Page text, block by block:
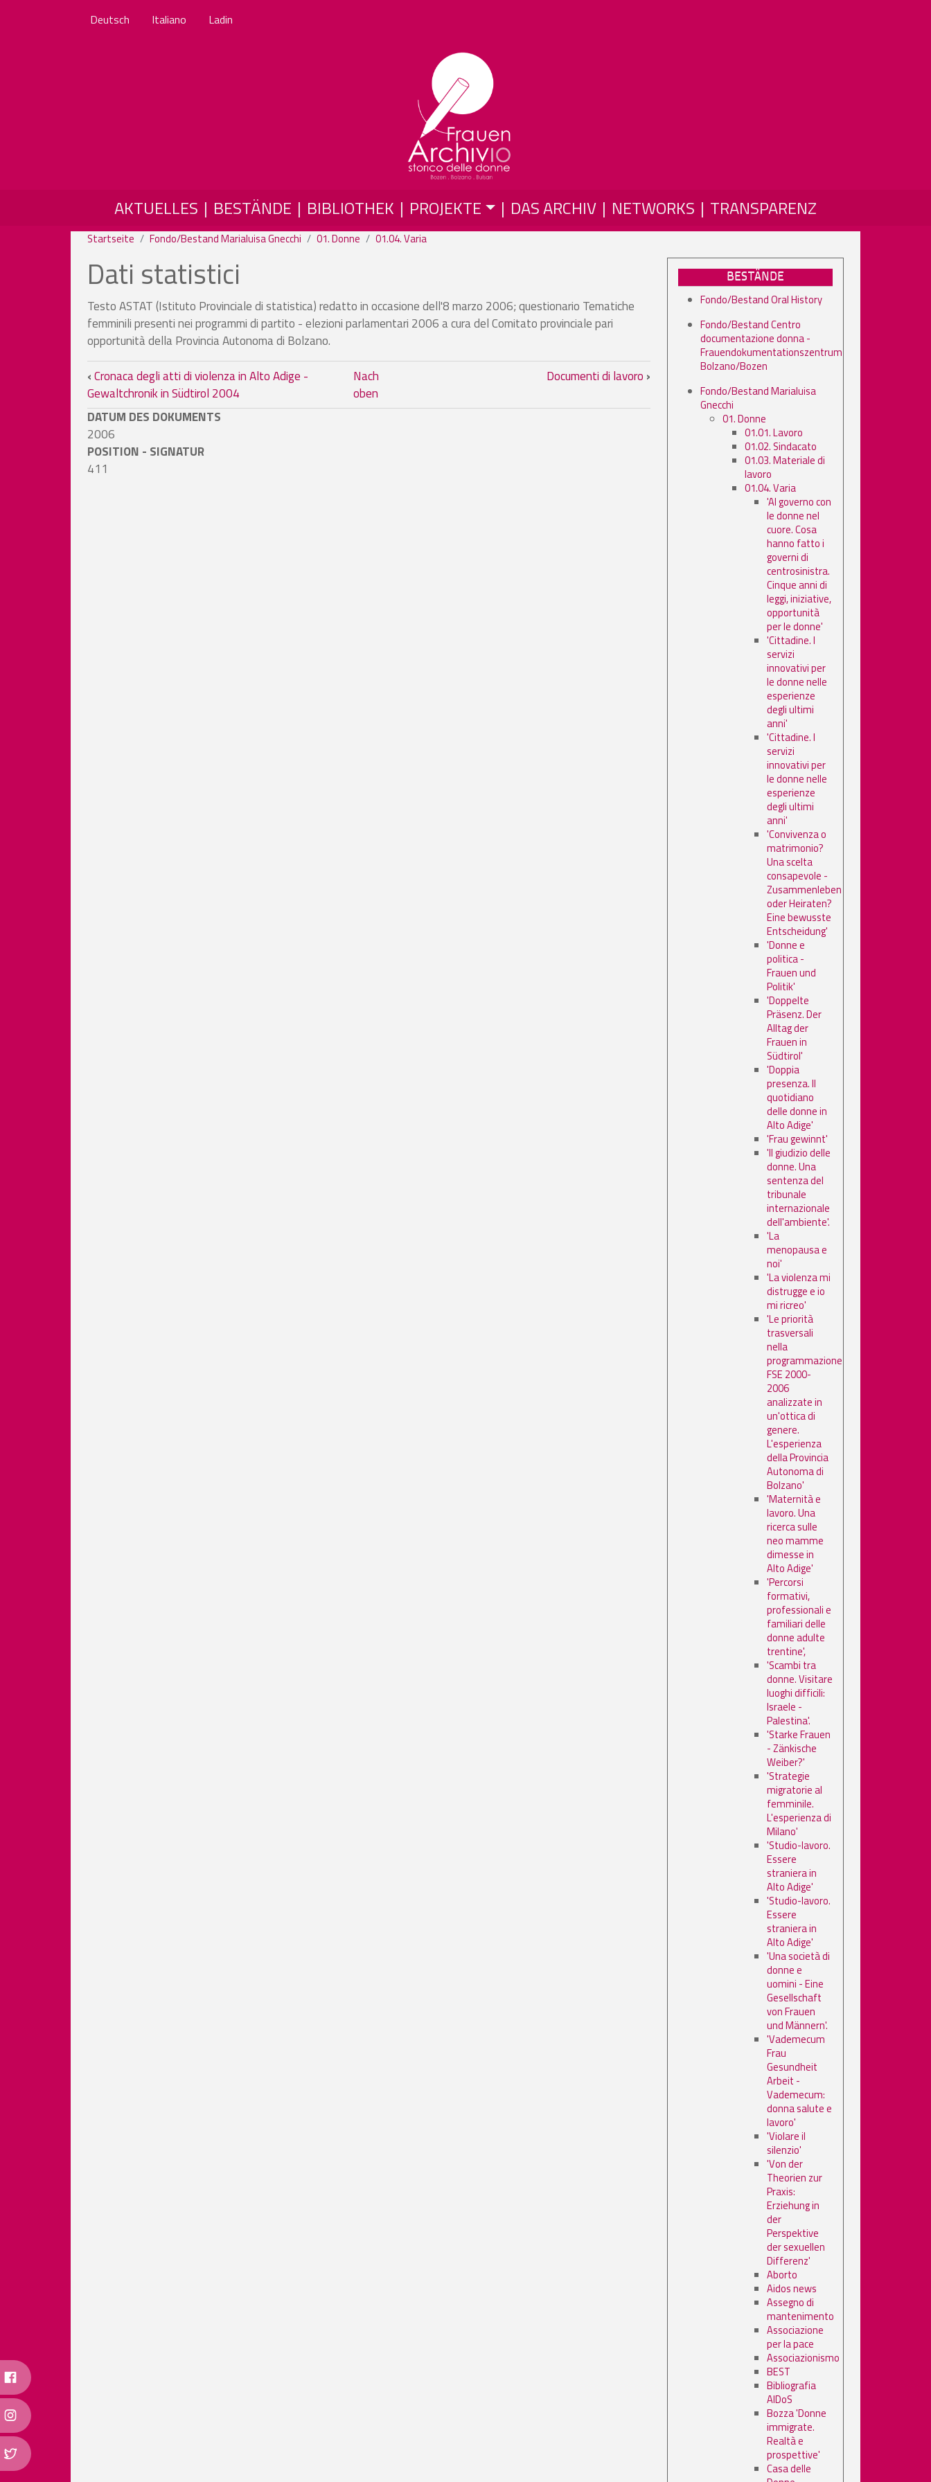
Deutsch Italiano Ladin
MAIN NAVIGATION
AKTUELLES BESTÄNDE BIBLIOTHEK PROJEKTE DAS ARCHIV NETWORKS TRANSPARENZ
Startseite Fondo/Bestand Marialuisa Gnecchi 01. Donne 01.04. Varia
Dati statistici
Testo ASTAT (Istituto Provinciale di statistica) redatto in occasione dell'8 marzo 2006; questionario Tematiche
femminili presenti nei programmi di partito - elezioni parlamentari 2006 a cura del Comitato provinciale pari
opportunità della Provincia Autonoma di Bolzano.
Links für das Blättern im Buch Dati statistici
‹Cronaca degli atti di violenza in Alto Adige -
Gewaltchronik in Südtirol 2004
Nach
oben
Documenti di lavoro ›
DATUM DES DOKUMENTS
2006
POSITION - SIGNATUR
411
BESTÄNDE
Fondo/Bestand Oral History
Fondo/Bestand Centro
documentazione donna -
Frauendokumentationszentrum
Bolzano/Bozen
Fondo/Bestand Marialuisa
Gnecchi
01. Donne
01.01. Lavoro
01.02. Sindacato
01.03. Materiale di
lavoro
01.04. Varia
'Al governo con
le donne nel
cuore. Cosa
hanno fatto i
governi di
centrosinistra.
Cinque anni di
leggi, iniziative,
opportunità
per le donne'
'Cittadine. I
servizi
innovativi per
le donne nelle
esperienze
degli ultimi
anni'
'Cittadine. I
servizi
innovativi per
le donne nelle
esperienze
degli ultimi
anni'
'Convivenza o
matrimonio?
Una scelta
consapevole -
Zusammenleben
oder Heiraten?
Eine bewusste
Entscheidung'
'Donne e
politica -
Frauen und
Politik'
'Doppelte
Präsenz. Der
Alltag der
Frauen in
Südtirol'
'Doppia
presenza. Il
quotidiano
delle donne in
Alto Adige'
'Frau gewinnt'
'Il giudizio delle
donne. Una
sentenza del
tribunale
internazionale
dell'ambiente'.
'La
menopausa e
noi'
'La violenza mi
distrugge e io
mi ricreo'
'Le priorità
trasversali
nella
programmazione
FSE 2000-
2006
analizzate in
un'ottica di
genere.
L'esperienza
della Provincia
Autonoma di
Bolzano'
'Maternità e
lavoro. Una
ricerca sulle
neo mamme
dimesse in
Alto Adige'
'Percorsi
formativi,
professionali e
familiari delle
donne adulte
trentine',
'Scambi tra
donne. Visitare
luoghi difficili:
Israele -
Palestina'.
'Starke Frauen
- Zänkische
Weiber?'
'Strategie
migratorie al
femminile.
L'esperienza di
Milano'
'Studio-lavoro.
Essere
straniera in
Alto Adige'
'Studio-lavoro.
Essere
straniera in
Alto Adige'
'Una società di
donne e
uomini - Eine
Gesellschaft
von Frauen
und Männern'.
'Vademecum
Frau
Gesundheit
Arbeit -
Vademecum:
donna salute e
lavoro'
'Violare il
silenzio'
'Von der
Theorien zur
Praxis:
Erziehung in
der
Perspektive
der sexuellen
Differenz'
Aborto
Aidos news
Assegno di
mantenimento
Associazione
per la pace
Associazionismo
BEST
Bibliografia
AIDoS
Bozza 'Donne
immigrate.
Realtà e
prospettive'
Casa delle